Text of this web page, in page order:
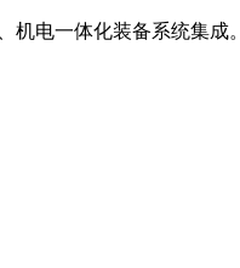
机电一体化装备系统集成。